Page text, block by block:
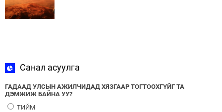
Санал асуулга
ГАДААД УЛСЫН АЖИЛЧИДАД ХЯЗГААР ТОГТООХГҮЙГ ТА
ДЭМЖИЖ БАЙНА УУ?
ТИЙМ